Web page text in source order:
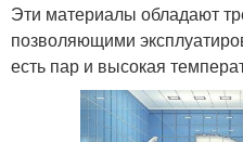
Эти материалы обладают
позволяющими
есть пар и высокая